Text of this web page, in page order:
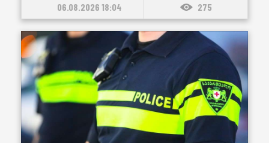
06.08.2026 18:04 275